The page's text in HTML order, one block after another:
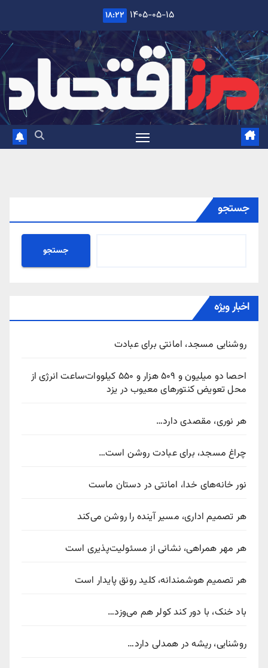
content
۱۴۰۵-۰۵-۱۵ ۱۸:۲۲
جستجو
جستجو
اخبار ویژه
روشنایی مسجد، امانتی برای عبادت
احصا دو میلیون و ۵۰۹ هزار و ۵۵۰ کیلووات‌ساعت انرژی از
محل تعویض کنتورهای معیوب در یزد
هر نوری، مقصدی دارد…
چراغ مسجد، برای عبادت روشن است…
نور خانه‌های خدا، امانتی در دستان ماست
هر تصمیم اداری، مسیر آینده را روشن می‌کند
هر مهر همراهی، نشانی از مسئولیت‌پذیری است
هر تصمیم هوشمندانه، کلید رونق پایدار است
باد خنک، با دور کند کولر هم می‌وزد…
روشنایی، ریشه در همدلی دارد…